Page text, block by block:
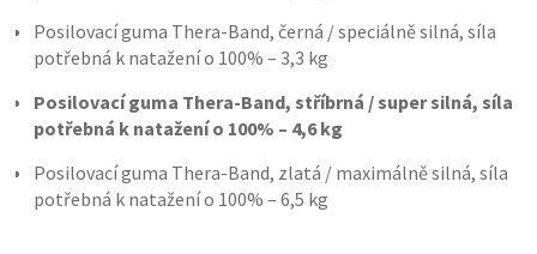
Posilovací guma Thera-Band, černá / speciálně silná, síla
potřebná k natažení o 100% – 3,3 kg
Posilovací guma Thera-Band, stříbrná / super silná, síla
potřebná k natažení o 100% – 4,6 kg
Posilovací guma Thera-Band, zlatá / maximálně silná, síla
potřebná k natažení o 100% – 6,5 kg